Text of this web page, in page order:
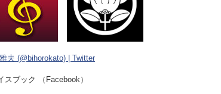
夫 (@bihorokato) | Twitter
スブック （Facebook）